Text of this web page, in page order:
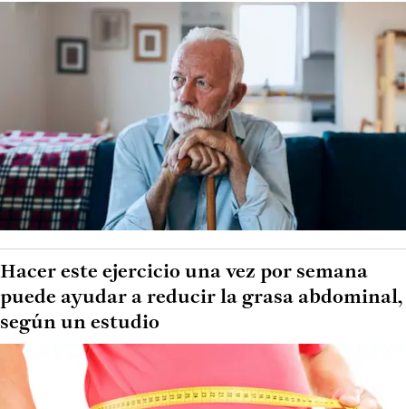
Hacer este ejercicio una vez por semana
puede ayudar a reducir la grasa abdominal,
según un estudio